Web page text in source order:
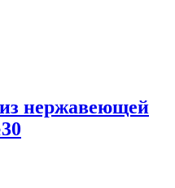
нержавеющей